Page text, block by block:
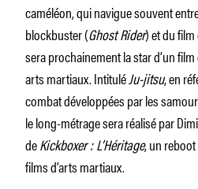
caméléon, qui navigue souvent
blockbuster (Ghost Rider) et du film
sera prochainement la star d’un
arts martiaux. IntituléJu-jitsu, en
combat développées par les
le long-métrage sera réalisé par
deKickboxer : L’Héritage, un
films d’arts martiaux.